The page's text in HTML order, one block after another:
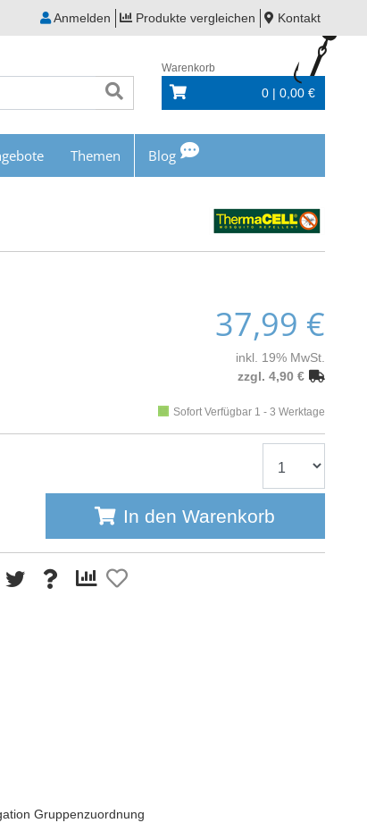
Anmelden Produkte vergleichen Kontakt
Warenkorb
0 | 0,00 €
Themen Blog
37,99 €
inkl. 19% MwSt.
zzgl. 4,90 €
Sofort Verfügbar 1 - 3 Werktage
In den Warenkorb
Gruppenzuordnung